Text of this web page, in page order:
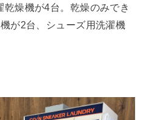
燥機が4台。乾燥のみでき
が2台、シューズ用洗濯機